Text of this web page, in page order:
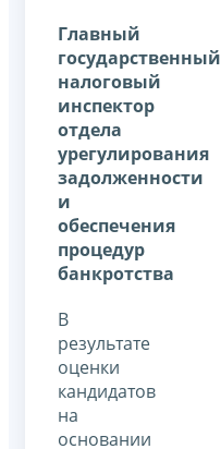
Главный
государственный
налоговый
инспектор
отдела
урегулирования
задолженности
и
обеспечения
процедур
банкротства
В
результате
оценки
кандидатов
на
основании